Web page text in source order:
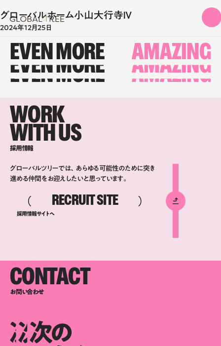
グローバルホーム小山大行寺Ⅳ
2024年12月25日
EVEN MORE AMAZING
EVEN MORE AMAZING
EVEN MORE AMAZING
WORK
WITH US
採用情報
グローバルツリーでは、あらゆる可能性のために突き
進める仲間をお迎えしたいと思っています。
RECRUIT SITE
採用情報サイトへ
CONTACT
お問い合わせ
次の
次の
次の